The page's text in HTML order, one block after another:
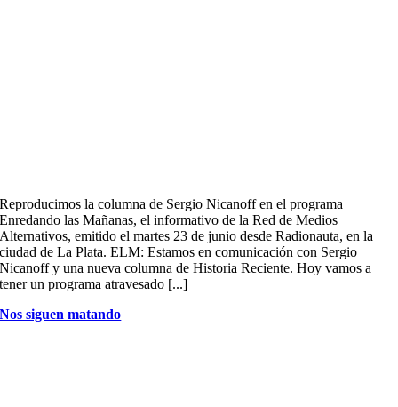
Reproducimos la columna de Sergio Nicanoff en el programa
Enredando las Mañanas, el informativo de la Red de Medios
Alternativos, emitido el martes 23 de junio desde Radionauta, en la
ciudad de La Plata. ELM: Estamos en comunicación con Sergio
Nicanoff y una nueva columna de Historia Reciente. Hoy vamos a
tener un programa atravesado [...]
Nos siguen matando